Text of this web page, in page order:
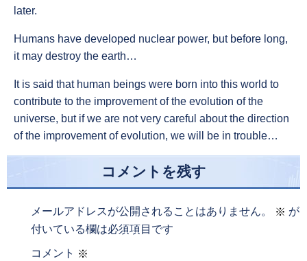
later.
Humans have developed nuclear power, but before long,
it may destroy the earth…
It is said that human beings were born into this world to
contribute to the improvement of the evolution of the
universe, but if we are not very careful about the direction
of the improvement of evolution, we will be in trouble…
コメントを残す
メールアドレスが公開されることはありません。 ※ が
付いている欄は必須項目です
コメント ※